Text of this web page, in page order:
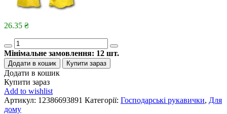
26.35 ₴
Quantity
Мінімальне замовлення: 12 шт.
Додати в кошик Купити зараз
Додати в кошик
Купити зараз
Add to wishlist
Артикул: 12386693891 Категорії: Господарські рукавички, Для
дому